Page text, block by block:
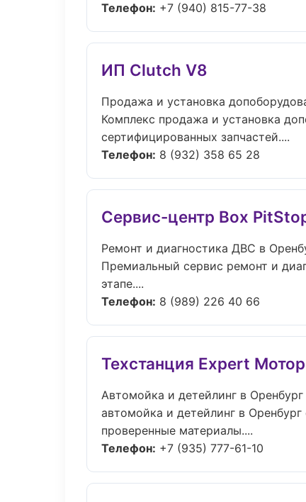
Телефон: +7 (940) 815-77-38
ИП Clutch V8
Продажа и установка
Комплекс продажа и установка
сертифицированных запчастей....
Телефон: 8 (932) 358 65 28
Сервис-центр Box
Ремонт и диагностика ДВС в
Премиальный сервис ремонт и
этапе....
Телефон: 8 (989) 226 40 66
Техстанция Expert
Автомойка и детейлинг в Оренбург
автомойка и детейлинг в
проверенные материалы....
Телефон: +7 (935) 777-61-10